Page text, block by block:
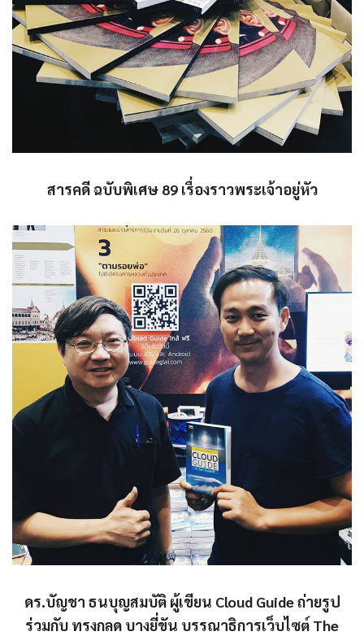
สารคดี ฉบับพิเศษ 89 เรื่องราวพระเจ้าอยู่หัว
ดร.บัญชา ธนบุญสมบัติ ผู้เขียน Cloud Guide ถ่ายรูป
ร่วมกับ ทรงกลด บางยี่ขัน บรรณาธิการเว็บไซต์ The